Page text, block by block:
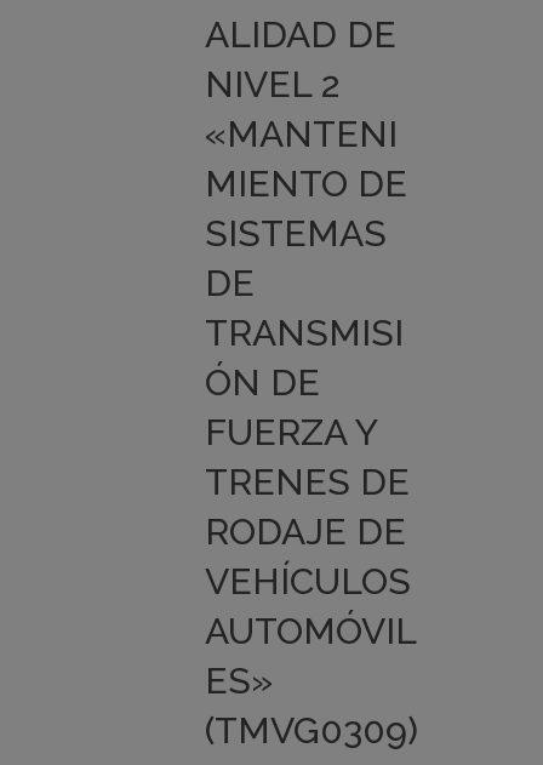
ALIDAD DE
NIVEL 2
«MANTENI
MIENTO DE
SISTEMAS
DE
TRANSMISI
ÓN DE
FUERZA Y
TRENES DE
RODAJE DE
VEHÍCULOS
AUTOMÓVIL
ES»
(TMVG0309)